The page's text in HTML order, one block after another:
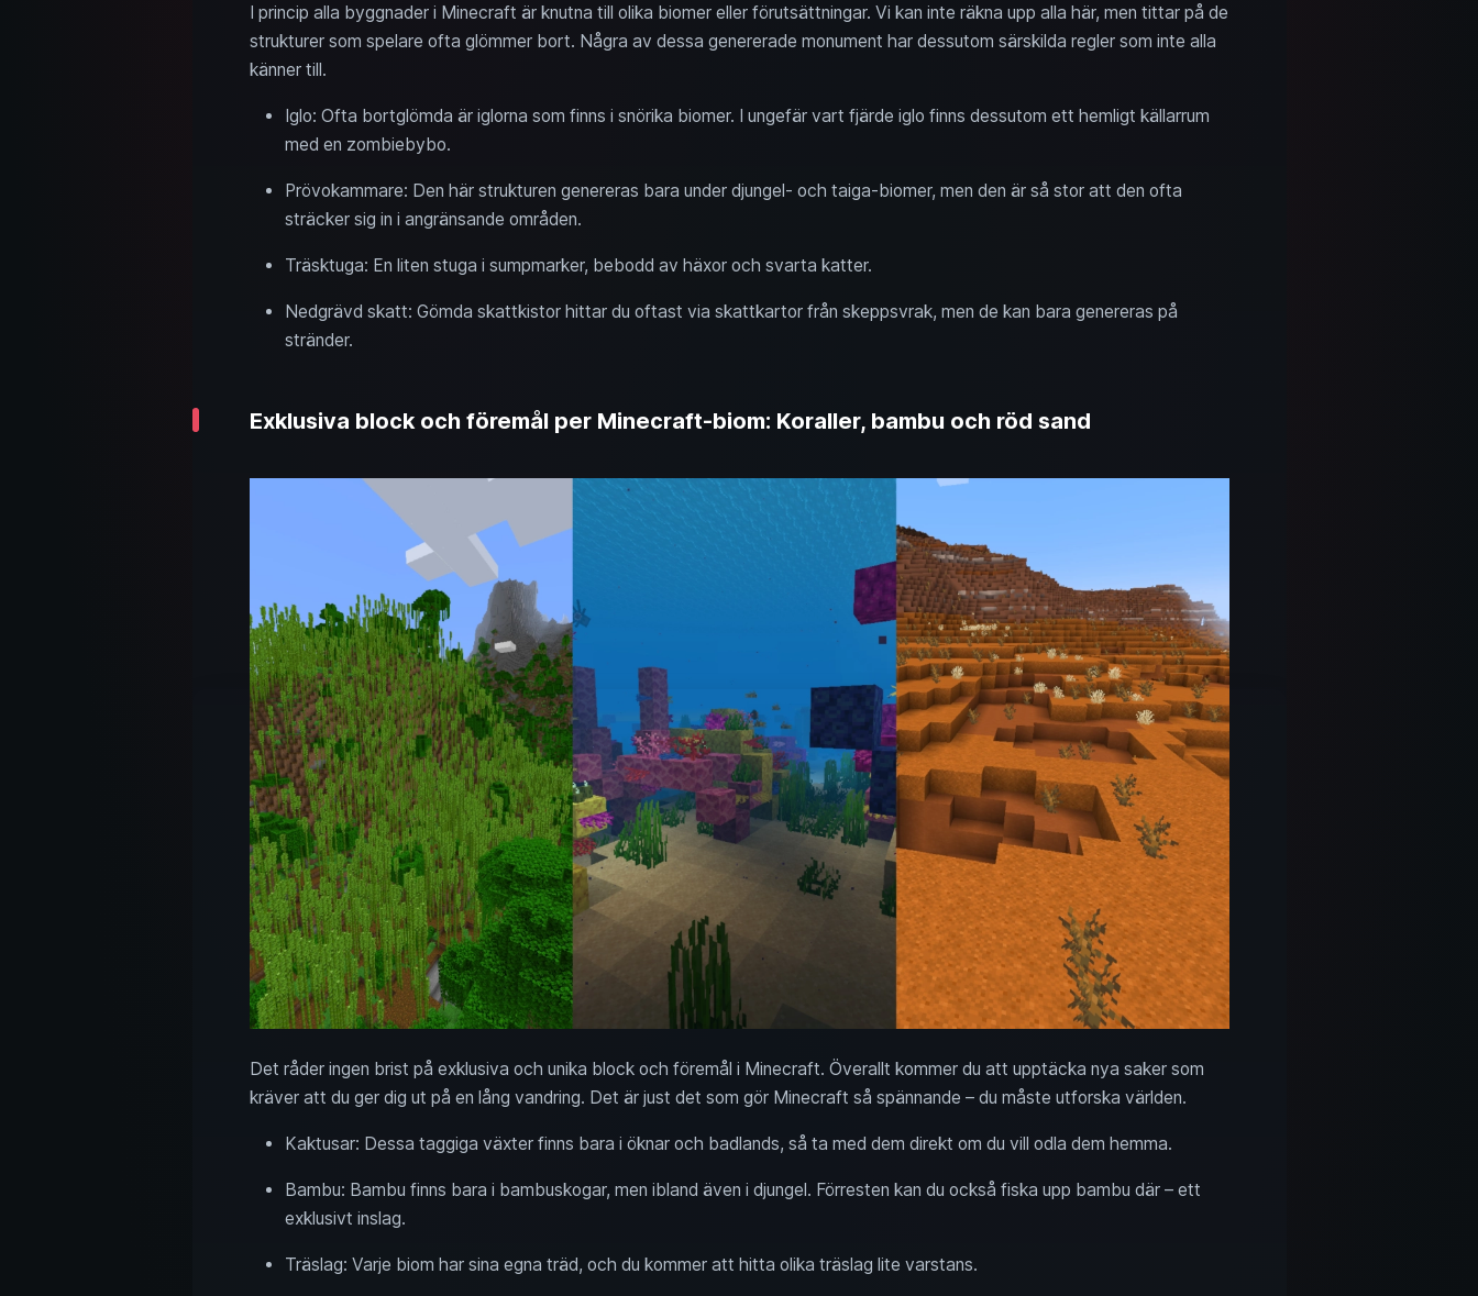
I princip alla byggnader i Minecraft är knutna till olika biomer eller förutsättningar. Vi kan inte räkna upp alla här, men tittar på de
strukturer som spelare ofta glömmer bort. Några av dessa genererade monument har dessutom särskilda regler som inte alla
känner till.
Iglo: Ofta bortglömda är iglorna som finns i snörika biomer. I ungefär vart fjärde iglo finns dessutom ett hemligt källarrum
med en zombiebybo.
Prövokammare: Den här strukturen genereras bara under djungel- och taiga-biomer, men den är så stor att den ofta
sträcker sig in i angränsande områden.
Träsktuga: En liten stuga i sumpmarker, bebodd av häxor och svarta katter.
Nedgrävd skatt: Gömda skattkistor hittar du oftast via skattkartor från skeppsvrak, men de kan bara genereras på
stränder.
Exklusiva block och föremål per Minecraft-biom: Koraller, bambu och röd sand
Det råder ingen brist på exklusiva och unika block och föremål i Minecraft. Överallt kommer du att upptäcka nya saker som
kräver att du ger dig ut på en lång vandring. Det är just det som gör Minecraft så spännande – du måste utforska världen.
Kaktusar: Dessa taggiga växter finns bara i öknar och badlands, så ta med dem direkt om du vill odla dem hemma.
Bambu: Bambu finns bara i bambuskogar, men ibland även i djungel. Förresten kan du också fiska upp bambu där – ett
exklusivt inslag.
Träslag: Varje biom har sina egna träd, och du kommer att hitta olika träslag lite varstans.